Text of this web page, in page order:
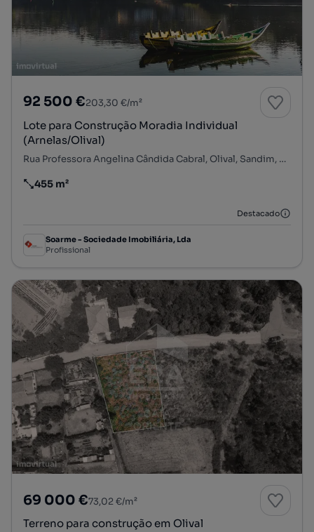
92 500 €203,30 €/m²
Lote para Construção Moradia Individual
(Arnelas/Olival)
Rua Professora Angelina Cândida Cabral, Olival, Sandim, Olival, Lever e Crestuma, Vila Nova de Gaia, Porto
Preço por metro quadrado
455 m²
Destacado
Soarme - Sociedade Imobiliária, Lda
Profissional
69 000 €73,02 €/m²
Terreno para construção em Olival